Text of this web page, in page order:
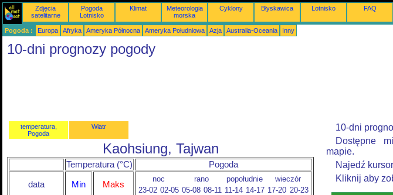
Zdjęcia
satelitarne
Pogoda
Lotnisko
Klimat
Meteorologia
morska
Cyklony Błyskawica Lotnisko FAQ
Pogoda : Europa Afryka Ameryka Północna Ameryka Południowa Azja Australia-Oceania Inny
10-dni prognozy pogody
temperatura,
Pogoda
Wiatr
Kaohsiung, Tajwan
Temperatura (°C) Pogoda
data Min Maks
noc rano popołudnie
wieczór
23-02 02-05 05-08 08-11 11-14 14-17 17-20 20-23
10-dni
Dostępne
mapie.
Najedź
Kliknij aby